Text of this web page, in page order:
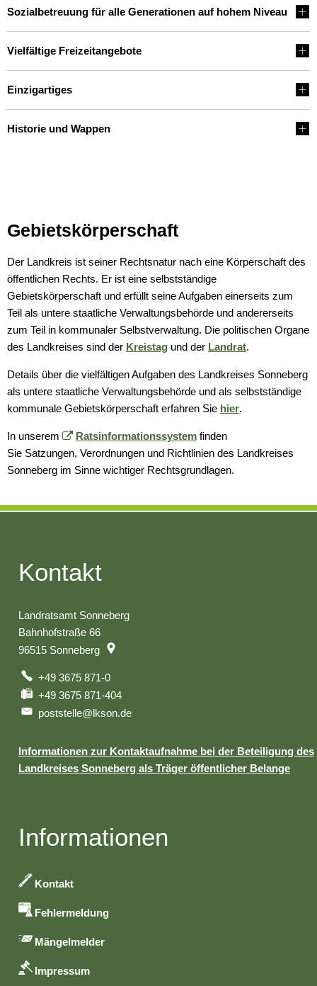
Sozialbetreuung für alle Generationen auf hohem Niveau
Vielfältige Freizeitangebote
Einzigartiges
Historie und Wappen
Gebietskörperschaft
Der Landkreis ist seiner Rechtsnatur nach eine Körperschaft des
öffentlichen Rechts. Er ist eine selbstständige
Gebietskörperschaft und erfüllt seine Aufgaben einerseits zum
Teil als untere staatliche Verwaltungsbehörde und andererseits
zum Teil in kommunaler Selbstverwaltung. Die politischen Organe
des Landkreises sind der Kreistag und der Landrat.
Details über die vielfältigen Aufgaben des Landkreises Sonneberg
als untere staatliche Verwaltungsbehörde und als selbstständige
kommunale Gebietskörperschaft erfahren Sie hier.
In unserem Ratsinformationssystemfinden
Sie Satzungen, Verordnungen und Richtlinien des Landkreises
Sonneberg im Sinne wichtiger Rechtsgrundlagen.
Kontakt
Landratsamt Sonneberg
Bahnhofstraße 66
96515 Sonneberg
+49 3675 871-0
+49 3675 871-404
poststelle@lkson.de
Informationen zur Kontaktaufnahme bei der Beteiligung des
Landkreises Sonneberg als Träger öffentlicher Belange
Informationen
Kontakt
Fehlermeldung
Mängelmelder
Impressum